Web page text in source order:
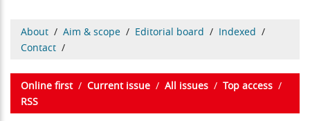
About / Aim & scope / Editorial board / Indexed /
Contact /
Online first/ Current issue / All issues / Top access /
RSS